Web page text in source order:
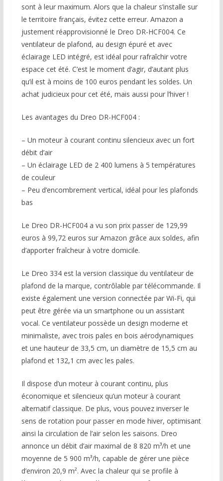
sont à leur maximum. Alors que la chaleur s’installe sur
le territoire français, évitez cette erreur. Amazon a
justement réapprovisionné le Dreo DR-HCF004. Ce
ventilateur de plafond, au design épuré et avec
éclairage LED intégré, est idéal pour rafraîchir votre
espace cet été. C’est le moment d’agir, d’autant plus
qu’il est à moins de 100 euros pendant les soldes. Un
achat judicieux pour cet été, mais aussi pour l’hiver !
Les avantages du Dreo DR-HCF004 :
– Un moteur à courant continu silencieux avec un fort
débit d’air
– Un éclairage LED de 2 400 lumens à 5 températures
de couleur
– Peu d’encombrement vertical, idéal pour les plafonds
bas
Le Dreo DR-HCF004 a vu son prix passer de 129,99
euros à 99,72 euros sur Amazon grâce aux soldes, afin
d’apporter fraîcheur à votre domicile.
Le Dreo 334 est la version classique du ventilateur de
plafond de la marque, contrôlable par télécommande. Il
existe également une version connectée par Wi-Fi, qui
peut être gérée via un smartphone ou un assistant
vocal. Ce ventilateur possède un design moderne et
minimaliste, avec trois pales en bois aérodynamiques
et une hauteur de 33,5 cm, un diamètre de 15,5 cm au
plafond et 132,1 cm avec les pales.
Il dispose d’un moteur à courant continu, plus
économique et silencieux qu’un moteur à courant
alternatif classique. De plus, vous pouvez inverser le
sens de rotation pour passer en mode hiver, optimisant
ainsi la circulation de l’air selon les saisons. Dreo
annonce un débit d’air maximal de 8 820 m³/h et une
moyenne de 5 900 m³/h, capable de gérer une pièce
d’environ 20,9 m². Avec la chaleur qui se profile à